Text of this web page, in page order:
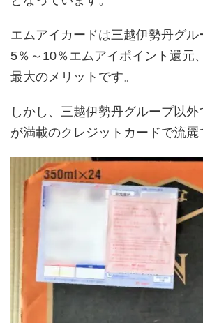
エムアイカードは三越伊勢丹グ
5％～10％エムアイポイント還元
最大のメリットです。
しかし、三越伊勢丹グループ以
が満載のクレジットカードで流麗